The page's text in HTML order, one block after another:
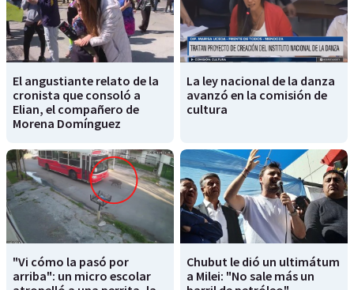
El angustiante relato de la
cronista que consoló a
Elian, el compañero de
Morena Domínguez
La ley nacional de la danza
avanzó en la comisión de
cultura
"Vi cómo la pasó por
arriba": un micro escolar
Chubut le dió un ultimátum
a Milei: "No sale más un